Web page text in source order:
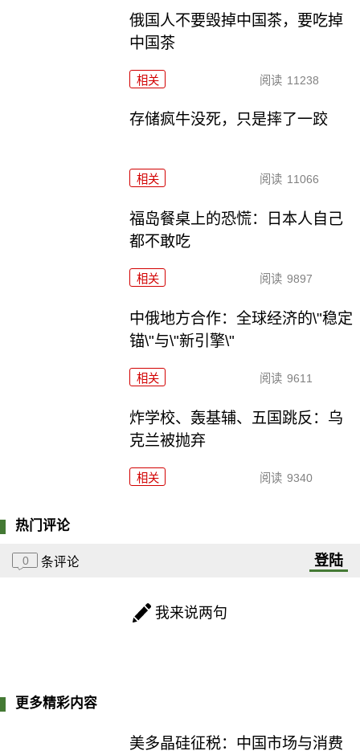
俄国人不要毁掉中国茶，要吃掉
中国茶
相关 阅读 11238
存储疯牛没死，只是摔了一跤
相关 阅读 11066
福岛餐桌上的恐慌：日本人自己
都不敢吃
相关 阅读 9897
中俄地方合作：全球经济的\"稳定
锚\"与\"新引擎\"
相关 阅读 9611
炸学校、轰基辅、五国跳反：乌
克兰被抛弃
相关 阅读 9340
热门评论
0 条评论 登陆
我来说两句
更多精彩内容
美多晶硅征税：中国市场与消费